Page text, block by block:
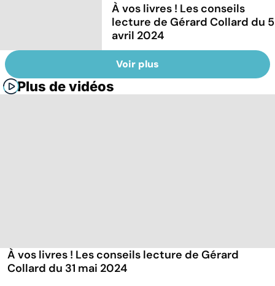
À vos livres ! Les conseils
lecture de Gérard Collard du 5
avril 2024
Voir plus
Plus de vidéos
À vos livres ! Les conseils lecture de Gérard
Collard du 31 mai 2024